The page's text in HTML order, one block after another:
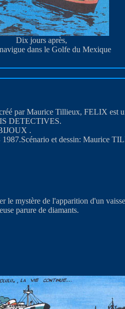
Dix jours après,
dans le Golfe du Mexique
par Maurice Tillieux, FELIX est
DETECTIVES.
.
et dessin: Maurice
le mystère de l'apparition d'un
parure de diamants.